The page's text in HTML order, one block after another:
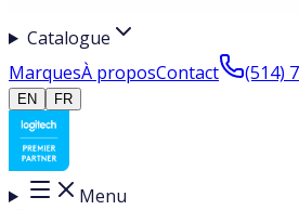
Catalogue
MarquesÀ proposContact (514)
EN
FR
Menu